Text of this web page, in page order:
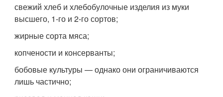
свежий хлеб и хлебобулочные изделия из муки
высшего, 1-го и 2-го сортов;
жирные сорта мяса;
копчености и консерванты;
бобовые культуры — однако они ограничиваются
лишь частично;